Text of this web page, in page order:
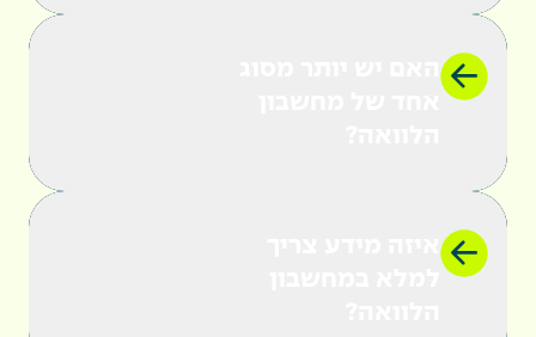
אז מה בעצם ההבדל בין זה להלוואה מהבנק?
בדומה לבנק,